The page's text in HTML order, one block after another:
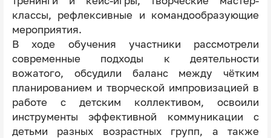
классы, рефлексивные и командообразующие
мероприятия.
В ходе обучения участники рассмотрели
современные подходы к деятельности
вожатого, обсудили баланс между чётким
планированием и творческой импровизацией в
работе с детским коллективом, освоили
инструменты эффективной коммуникации с
детьми разных возрастных групп, а также